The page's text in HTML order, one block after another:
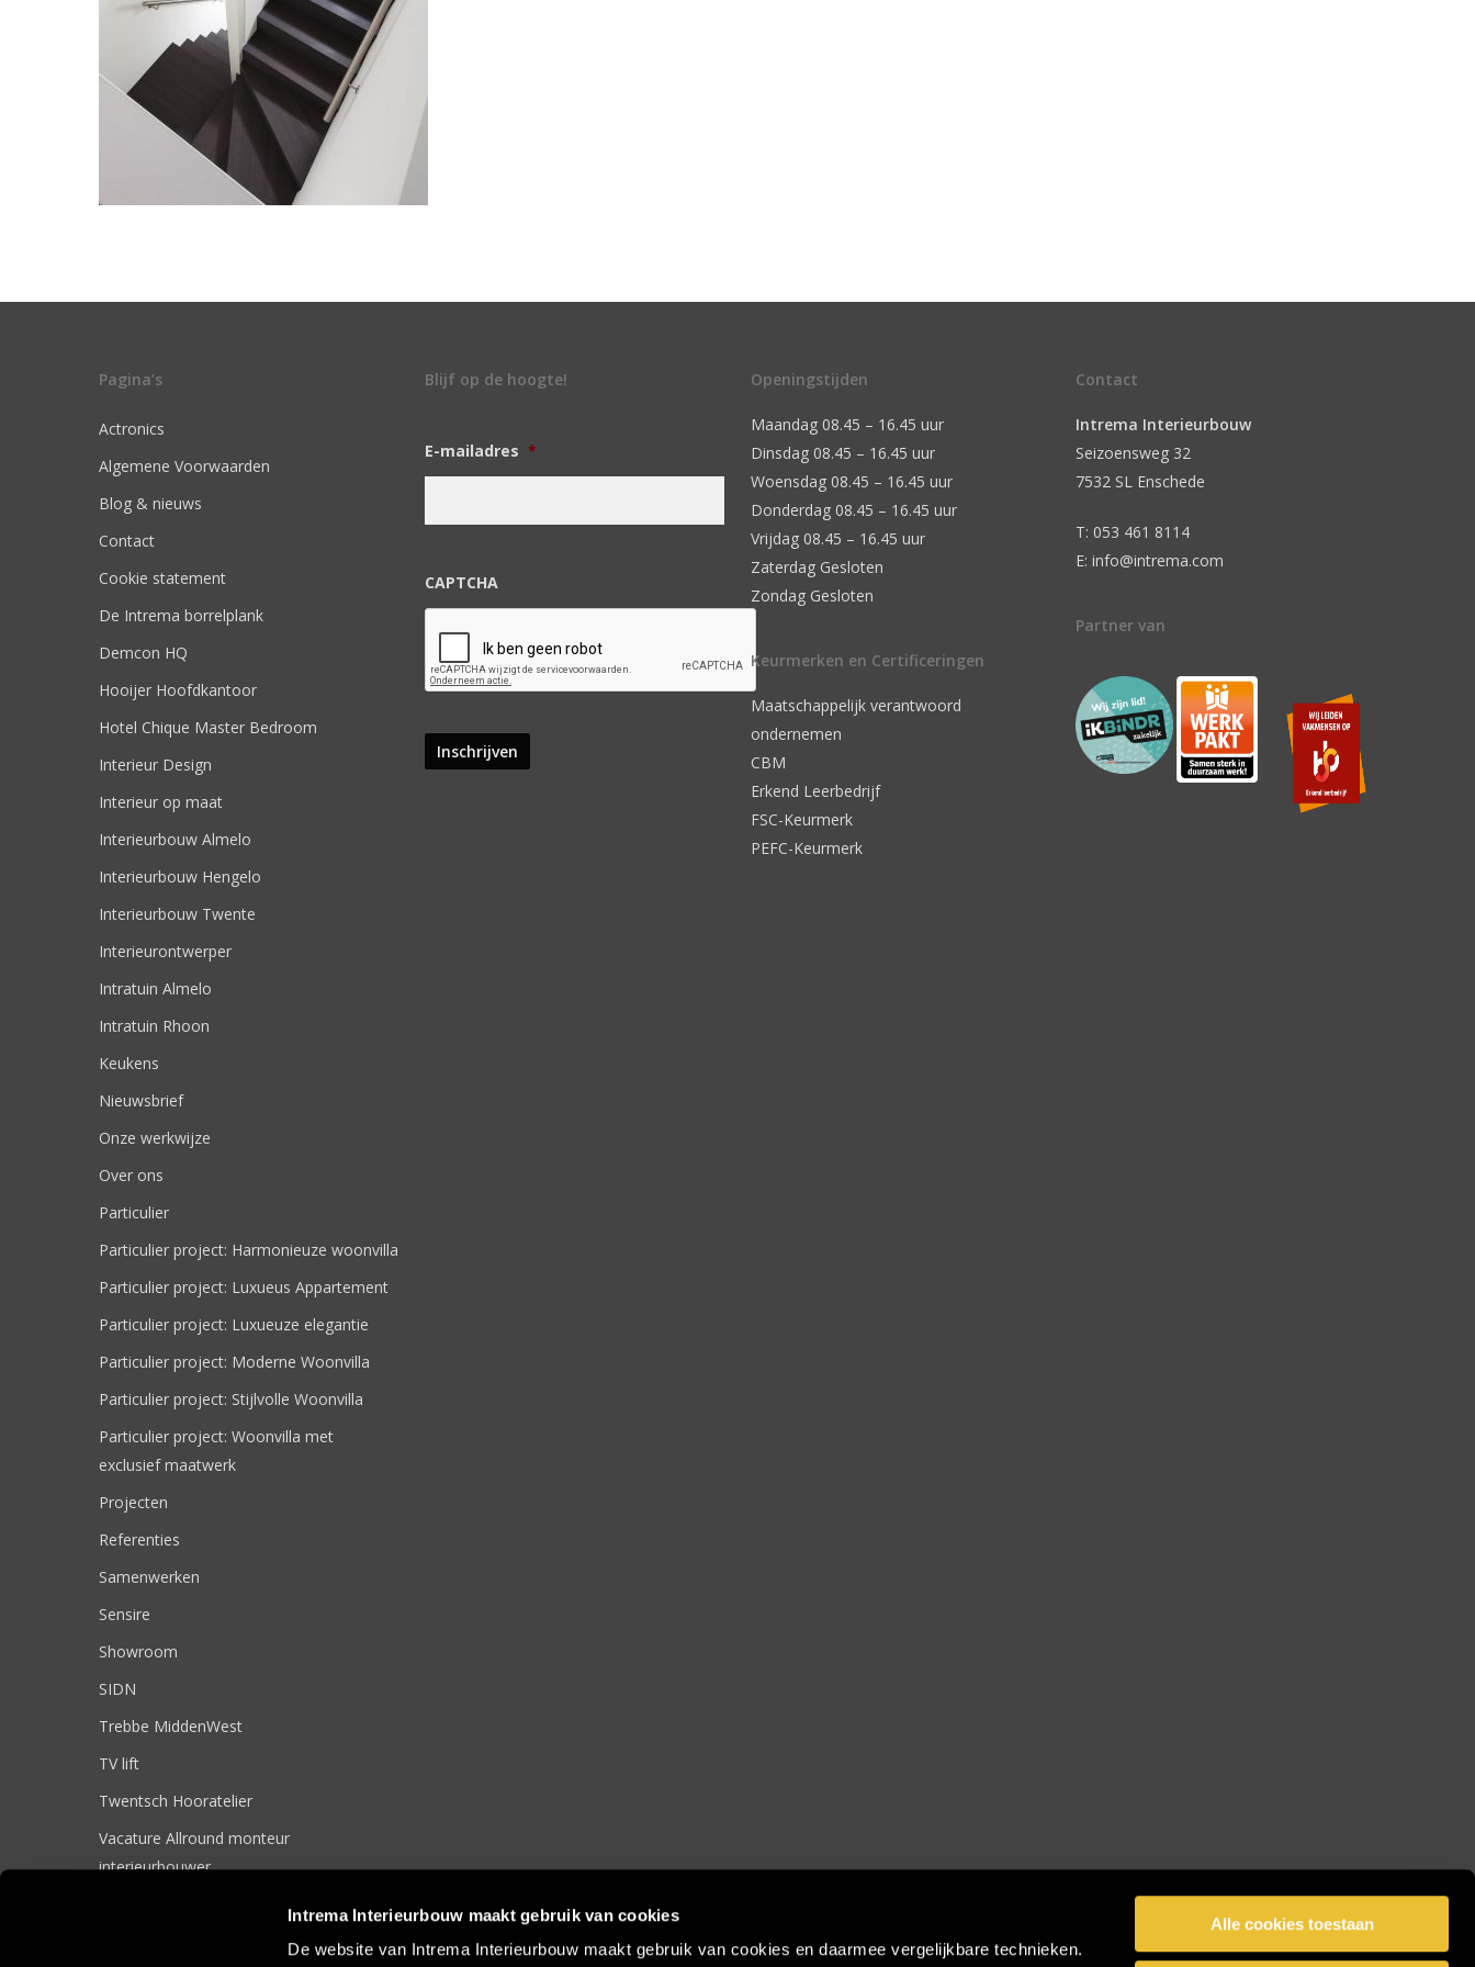
Intrema Interieurbouw maakt gebruik van cookies
De website van Intrema Interieurbouw maakt gebruik van cookies en daarmee vergelijkbare technieken.
Alle cookies toestaan
Pagina’s
Actronics
Algemene Voorwaarden
Blog & nieuws
Contact
Cookie statement
De Intrema borrelplank
Demcon HQ
Hooijer Hoofdkantoor
Hotel Chique Master Bedroom
Interieur Design
Interieur op maat
Interieurbouw Almelo
Interieurbouw Hengelo
Interieurbouw Twente
Interieurontwerper
Intratuin Almelo
Intratuin Rhoon
Keukens
Nieuwsbrief
Onze werkwijze
Over ons
Particulier
Particulier project: Harmonieuze woonvilla
Particulier project: Luxueus Appartement
Particulier project: Luxueuze elegantie
Particulier project: Moderne Woonvilla
Particulier project: Stijlvolle Woonvilla
Particulier project: Woonvilla met
exclusief maatwerk
Projecten
Referenties
Samenwerken
Sensire
Showroom
SIDN
Trebbe MiddenWest
TV lift
Twentsch Hooratelier
Vacature Allround monteur
interieurbouwer
Blijf op de hoogte!
E-mailadres *
CAPTCHA
Openingstijden
Maandag 08.45 – 16.45 uur
Dinsdag 08.45 – 16.45 uur
Woensdag 08.45 – 16.45 uur
Donderdag 08.45 – 16.45 uur
Vrijdag 08.45 – 16.45 uur
Zaterdag Gesloten
Zondag Gesloten
Keurmerken en Certificeringen
Maatschappelijk verantwoord
ondernemen
CBM
Erkend Leerbedrijf
FSC-Keurmerk
PEFC-Keurmerk
Contact
Intrema Interieurbouw
Seizoensweg 32
7532 SL Enschede
T: 053 461 8114
E: info@intrema.com
Partner van